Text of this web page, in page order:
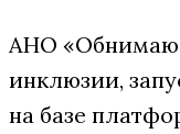
АНО «Обнимаю
инклюзии,
на базе